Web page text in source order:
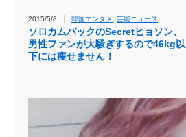
2015/5/8 韓国エンタメ , 芸能ニュース
ソロカムバックのSecretヒョソン、
男性ファンが大騒ぎするので46kg以
下には痩せません！